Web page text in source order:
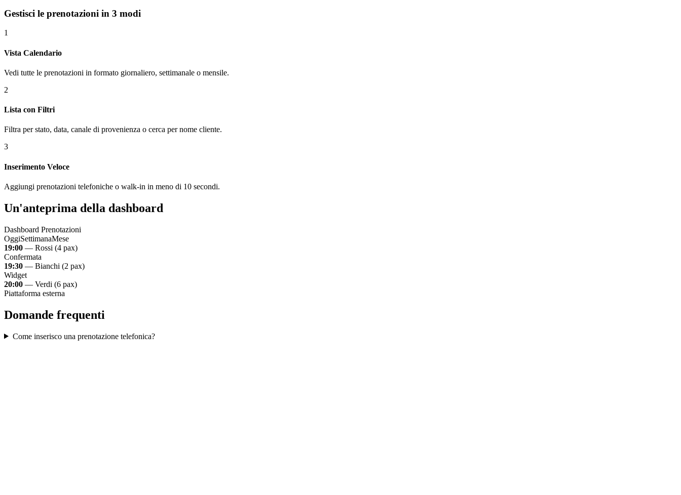
Gestisci le prenotazioni in 3 modi
1
Vista Calendario
Vedi tutte le prenotazioni in formato giornaliero, settimanale o mensile.
2
Lista con Filtri
Filtra per stato, data, canale di provenienza o cerca per nome cliente.
3
Inserimento Veloce
Aggiungi prenotazioni telefoniche o walk-in in meno di 10 secondi.
Un'anteprima della dashboard
Dashboard Prenotazioni
OggiSettimanaMese
19:00 — Rossi (4 pax)
Confermata
19:30 — Bianchi (2 pax)
Widget
20:00 — Verdi (6 pax)
Piattaforma esterna
Domande frequenti
Come inserisco una prenotazione telefonica?